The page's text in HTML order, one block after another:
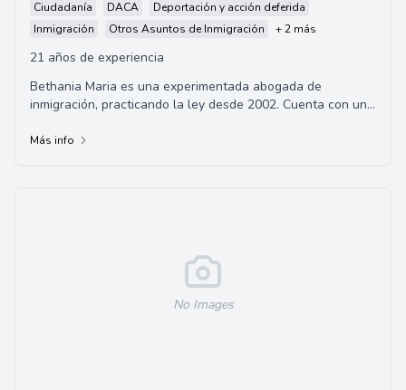
Ciudadanía DACA
Deportación y acción deferida
Inmigración
Otros Asuntos de Inmigración + 2 más
21 años de experiencia
Bethania Maria es una experimentada abogada de
inmigración, practicando la ley desde 2002. Cuenta con un
Más info
No Images